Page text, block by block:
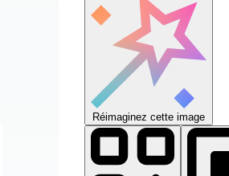
Réimaginez cette image